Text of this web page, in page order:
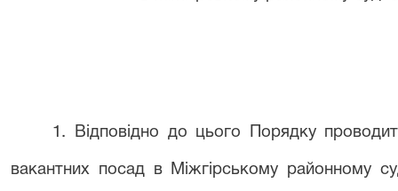
1. Відповідно до цього Порядку
вакантних посад в Міжгірському районному